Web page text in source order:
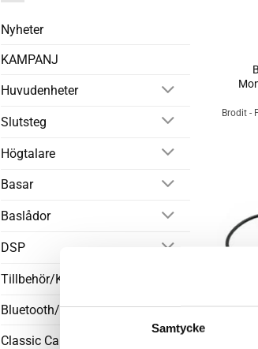
Samtycke
Nyheter
KAMPANJ
Huvudenheter
Slutsteg
Högtalare
Basar
Baslådor
DSP
Tillbehör/Kablar
Bluetooth/AUX
Classic Car Audio
Brodit -